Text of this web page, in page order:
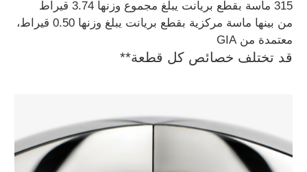
315 ماسة بقطع بريانت يبلغ مجموع وزنها 3.74 قيراط
من بينها ماسة مركزية بقطع بريانت يبلغ وزنها 0.50 قيراط،
معتمدة من GIA
قد تختلف خصائص كل قطعة**